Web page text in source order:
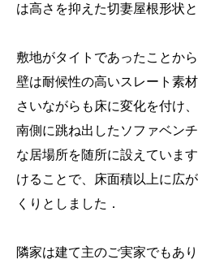
は高さを抑えた切妻屋根形状と
敷地がタイトであったことか
壁は耐候性の高いスレート素
さいながらも床に変化を付け
南側に跳ね出したソファベン
な居場所を随所に設えていま
けることで、床面積以上に広
くりとしました．
隣家は建て主のご実家でもあ